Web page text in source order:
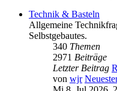
Technik & Basteln
Allgemeine
Selbstgebautes.
340 Themen
2971 Beiträge
Letzter Beitrag
von wjr